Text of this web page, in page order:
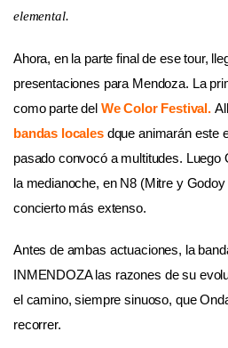
elemental.
Ahora, en la parte final de ese tour,
presentaciones para Mendoza. La
como parte del We Color Festival.
bandas locales dque animarán este
pasado convocó a multitudes. Luego
la medianoche, en N8 (Mitre y
concierto más extenso.
Antes de ambas actuaciones, la
INMENDOZA las razones de su
el camino, siempre sinuoso, que
recorrer.